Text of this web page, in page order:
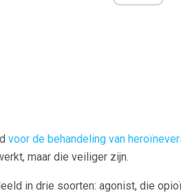
voor de behandeling van
maar die veiliger zijn.
in drie soorten: agonist, die